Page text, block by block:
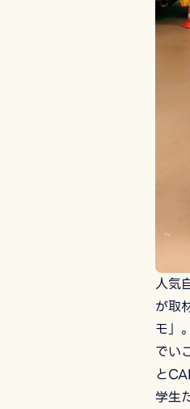
人気
が取
モ」
でい
と
学生